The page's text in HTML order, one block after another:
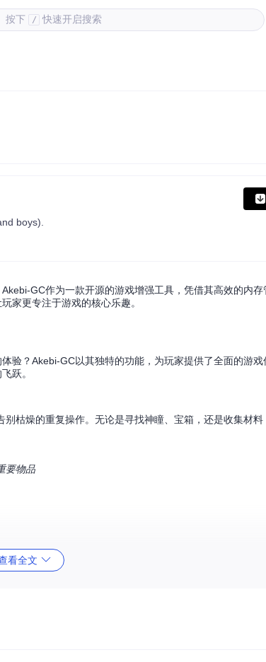
按下 / 快速开启搜索
boys).
GC作为一款开源的游戏增强工具，凭借其高效的内
家更专注于游戏的核心乐趣。
验？Akebi-GC以其独特的功能，为玩家提供了全面的游戏
跃。
枯燥的重复操作。无论是寻找神瞳、宝箱，还是收集材料
要物品
，引导玩家高效收集所需资源。玩家只需跟随指引，就能
看全文